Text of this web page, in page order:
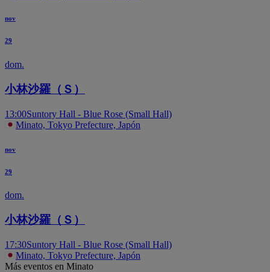
nov
29
dom.
小林沙羅（Ｓ）
13:00Suntory Hall - Blue Rose (Small Hall)
Minato, Tokyo Prefecture, Japón
nov
29
dom.
小林沙羅（Ｓ）
17:30Suntory Hall - Blue Rose (Small Hall)
Minato, Tokyo Prefecture, Japón
Más eventos en Minato